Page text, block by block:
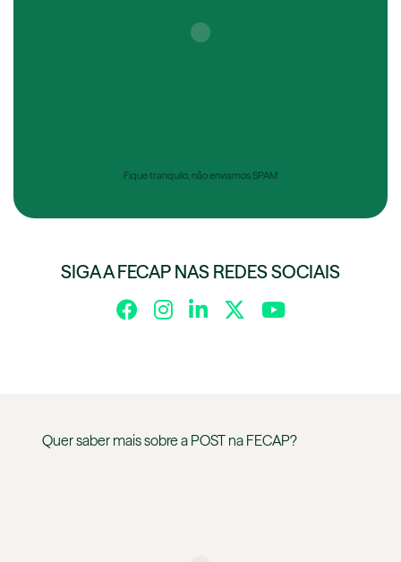
Fique tranquilo, não enviamos SPAM
SIGA A FECAP NAS REDES SOCIAIS
Quer saber mais sobre a POST na FECAP?